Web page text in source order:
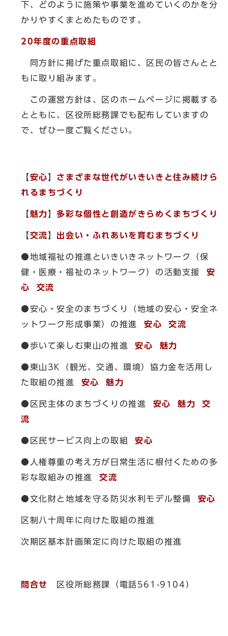
下、どのように施策や事業を進めていくのかを分
かりやすくまとめたものです。
20年度の重点取組
同方針に掲げた重点取組に、区民の皆さんとと
もに取り組みます。
この運営方針は、区のホームページに掲載する
とともに、区役所総務課でも配布していますの
で、ぜひ一度ご覧ください。
【 安心 】 さまざまな世代がいきいきと住み続けら
れるまちづくり
【 魅力 】多彩な個性と創造がきらめくまちづくり
【 交流 】 出会い・ふれあいを育むまちづくり
●地域福祉の推進といきいきネットワーク（保
健・医療・福祉のネットワーク）の活動支援安
心
交流
●安心・安全のまちづくり（地域の安心・安全ネ
ットワーク形成事業）の推進 安心 交流
●歩いて楽しむ東山の推進安心 魅力
●東山3K（観光、交通、環境）協力金を活用し
た取組の推進 安心 魅力
●区民主体のまちづくりの推進 安心 魅力
交
流
●区民サービス向上の取組安心
●人権尊重の考え方が日常生活に根付くための多
彩な取組みの推進 交流
●文化財と地域を守る防災水利モデル整備 安心
区制八十周年に向けた取組の推進
次期区基本計画策定に向けた取組の推進
問合せ 区役所総務課（電話561-9104）